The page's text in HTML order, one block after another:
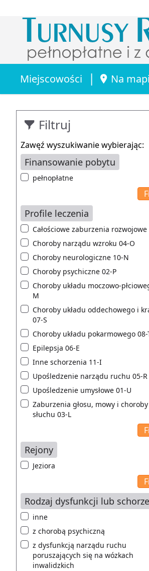
Miejscowości | Na
Filtruj
Zawęź wyszukiwanie wybierając:
Finansowanie pobytu
pełnopłatne
Profile leczenia
Całościowe zaburzenia rozwojowe
Choroby narządu wzroku 04-O
Choroby neurologiczne 10-N
Choroby psychiczne 02-P
Choroby układu moczowo-
M
Choroby układu oddechowego i
07-S
Choroby układu pokarmowego 08-
Epilepsja 06-E
Inne schorzenia 11-I
Upośledzenie narządu ruchu 05-R
Upośledzenie umysłowe 01-U
Zaburzenia głosu, mowy i choroby
słuchu 03-L
Rejony
Jeziora
Rodzaj dysfunkcji lub
inne
z chorobą psychiczną
z dysfunkcją narządu ruchu
poruszających się na wózkach
inwalidzkich